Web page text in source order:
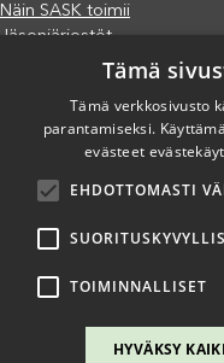
Näin SASK toimii
Jäsenjärjestöt
Saavutettavuusseloste
Tietosuojaseloste
Eettiset periaatteet (pdf)
Miten voit auttaa?
Lahjoita
Liity kannatusjäseneksi
Tämä
Tämä verkkosivusto
parantamiseksi.
evästeet
EHDOTTOMASTI
TOIMINNALLISET
HYVÄKSY